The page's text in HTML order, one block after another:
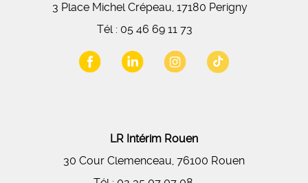
3 Place Michel Crépeau, 17180 Perigny
Tél : 05 46 69 11 73
LR Intérim Rouen
30 Cour Clemenceau, 76100 Rouen